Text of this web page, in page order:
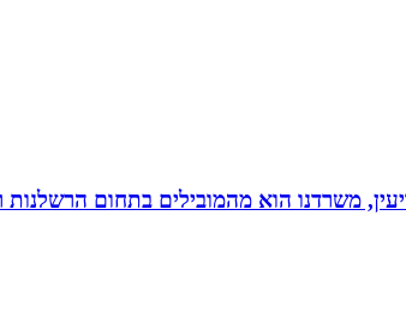
משרדנו הוא מהמובילים בתחום